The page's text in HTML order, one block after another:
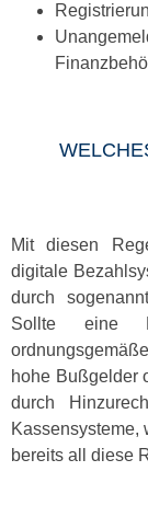
Mit diesen
digitale
durch
Sollte eine
hohe Bußgelder
durch
Kassensysteme,
bereits all diese